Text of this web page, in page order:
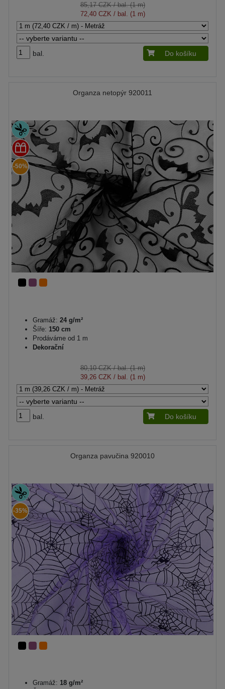
85,17 CZK/ bal. (1 m)
72,40 CZK / bal. (1 m)
bal. Do košíku
Organza netopýr 920011
-50%
Gramáž: 24 g/m²
Šíře: 150 cm
Prodáváme od 1 m
Dekorační
80,10 CZK/ bal. (1 m)
39,26 CZK / bal. (1 m)
bal. Do košíku
Organza pavučina 920010
-35%
Gramáž: 18 g/m²